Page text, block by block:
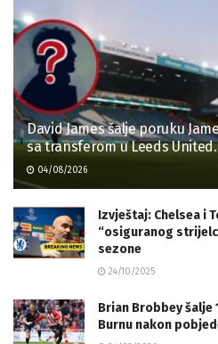
David James šalje poruku
sa transferom u Leeds United.
04/08/2026
Izvještaj: Chelsea i
“osiguranog
sezone
24/10/2025
Brian Brobbey šalje
Burnu nakon